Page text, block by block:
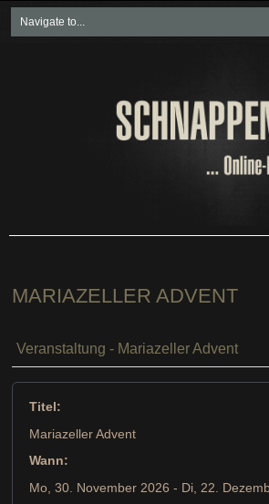
Neueste Beiträge
Soziales & Projekte
MARIAZELLER ADVENT
Veranstaltung - Mariazeller Advent
Titel:
Mariazeller Advent
Wann:
Mo, 30. November 2026 - Di, 22.